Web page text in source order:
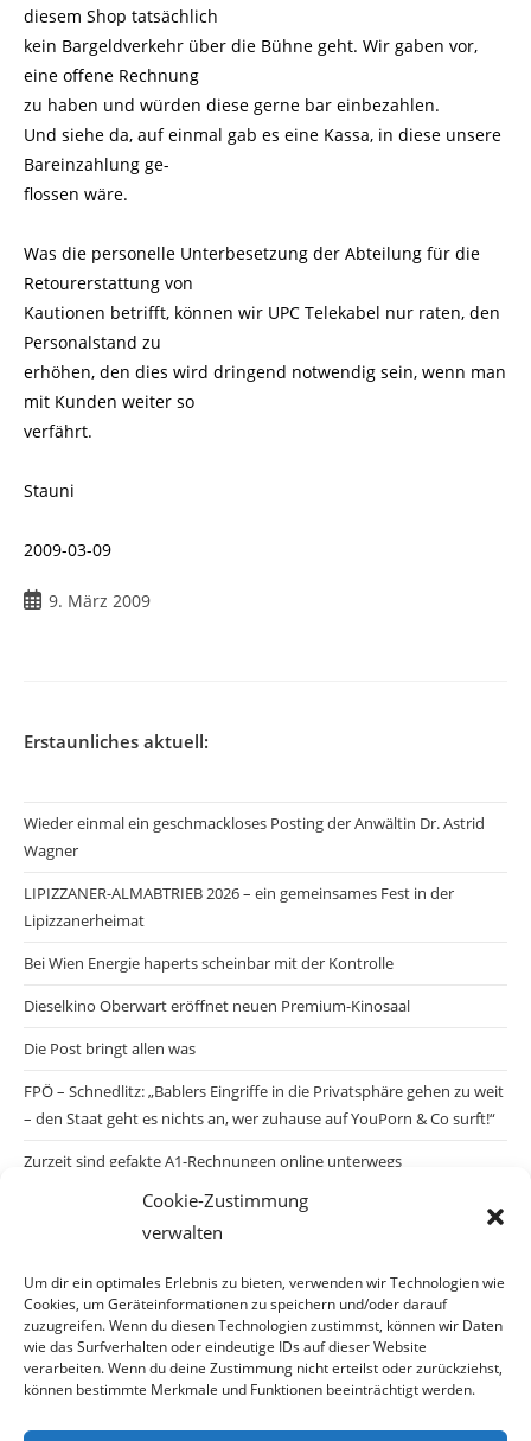
Cookie-Zustimmung
verwalten
Um dir ein optimales Erlebnis zu bieten, verwenden wir Technologien wie
Cookies, um Geräteinformationen zu speichern und/oder darauf
zuzugreifen. Wenn du diesen Technologien zustimmst, können wir Daten
wie das Surfverhalten oder eindeutige IDs auf dieser Website
verarbeiten. Wenn du deine Zustimmung nicht erteilst oder zurückziehst,
können bestimmte Merkmale und Funktionen beeinträchtigt werden.
diesem Shop tatsächlich
kein Bargeldverkehr über die Bühne geht. Wir gaben vor,
eine offene Rechnung
zu haben und würden diese gerne bar einbezahlen.
Und siehe da, auf einmal gab es eine Kassa, in diese unsere
Bareinzahlung ge-
flossen wäre.
Was die personelle Unterbesetzung der Abteilung für die
Retourerstattung von
Kautionen betrifft, können wir UPC Telekabel nur raten, den
Personalstand zu
erhöhen, den dies wird dringend notwendig sein, wenn man
mit Kunden weiter so
verfährt.
Stauni
2009-03-09
Beitrag
9. März 2009
Erstaunliches aktuell:
Wieder einmal ein geschmackloses Posting der Anwältin Dr. Astrid
Wagner
LIPIZZANER-ALMABTRIEB 2026 – ein gemeinsames Fest in der
Lipizzanerheimat
Bei Wien Energie haperts scheinbar mit der Kontrolle
Dieselkino Oberwart eröffnet neuen Premium-Kinosaal
Die Post bringt allen was
FPÖ – Schnedlitz: „Bablers Eingriffe in die Privatsphäre gehen zu weit
– den Staat geht es nichts an, wer zuhause auf YouPorn & Co surft!“
Zurzeit sind gefakte A1-Rechnungen online unterwegs
Salzburgs Juden und ihre Sicherheit: „Erst nach einem Anschlag wäre
die Gefahr endlich konkret!“
Biologisches Wunder in Ceuta
Ein vermeintliches Abschiebemärchen
Archiv